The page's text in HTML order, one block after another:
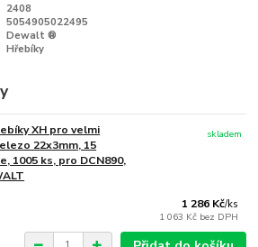
2408
5054905022495
Dewalt ®
Hřebíky
XH pro velmi
22x3mm, 15
1005 ks, pro DCN890,
1 286 Kč/ks
1 063 Kč bez DPH
skladem